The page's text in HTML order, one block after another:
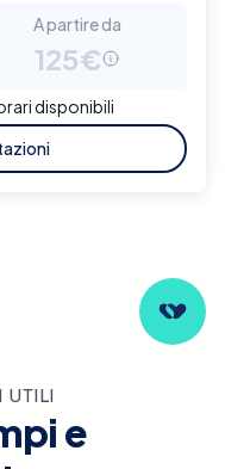
A partire da
125€
disponibili
UTILI
e